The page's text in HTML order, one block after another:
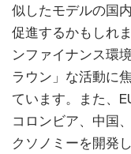
似したモデルの国
促進するかもしれ
ンファイナンス環
ラウン」な活動に
ています。また、
コロンビア、中国
クソノミーを開発